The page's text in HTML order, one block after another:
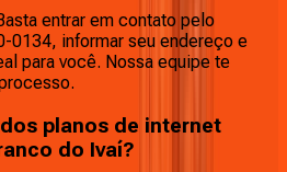
entrar em contato pelo
0134, informar seu endereço e
para você. Nossa equipe te
planos de internet
do Ivaí?